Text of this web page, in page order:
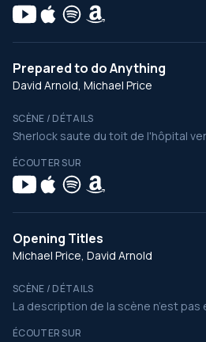
Prepared to do Anything
David Arnold, Michael Price
SCÈNE / DÉTAILS
Sherlock saute du toit de l'hôpital
ÉCOUTER SUR
Opening Titles
Michael Price, David Arnold
SCÈNE / DÉTAILS
La description de la scène n’est
ÉCOUTER SUR